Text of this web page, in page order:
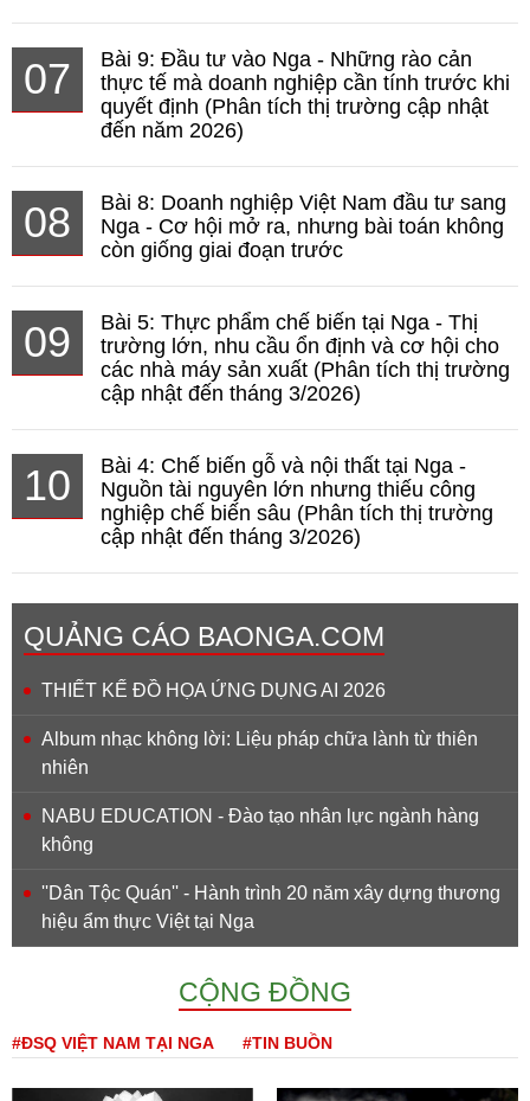
07
Bài 9: Đầu tư vào Nga - Những rào cản
thực tế mà doanh nghiệp cần tính trước khi
quyết định (Phân tích thị trường cập nhật
đến năm 2026)
08
Bài 8: Doanh nghiệp Việt Nam đầu tư sang
Nga - Cơ hội mở ra, nhưng bài toán không
còn giống giai đoạn trước
09
Bài 5: Thực phẩm chế biến tại Nga - Thị
trường lớn, nhu cầu ổn định và cơ hội cho
các nhà máy sản xuất (Phân tích thị trường
cập nhật đến tháng 3/2026)
10
Bài 4: Chế biến gỗ và nội thất tại Nga -
Nguồn tài nguyên lớn nhưng thiếu công
nghiệp chế biến sâu (Phân tích thị trường
cập nhật đến tháng 3/2026)
QUẢNG CÁO BAONGA.COM
THIẾT KẾ ĐỒ HỌA ỨNG DỤNG AI 2026
Album nhạc không lời: Liệu pháp chữa lành từ thiên
nhiên
NABU EDUCATION - Đào tạo nhân lực ngành hàng
không
''Dân Tộc Quán'' - Hành trình 20 năm xây dựng thương
hiệu ẩm thực Việt tại Nga
CỘNG ĐỒNG
#ĐSQ VIỆT NAM TẠI NGA #TIN BUỒN